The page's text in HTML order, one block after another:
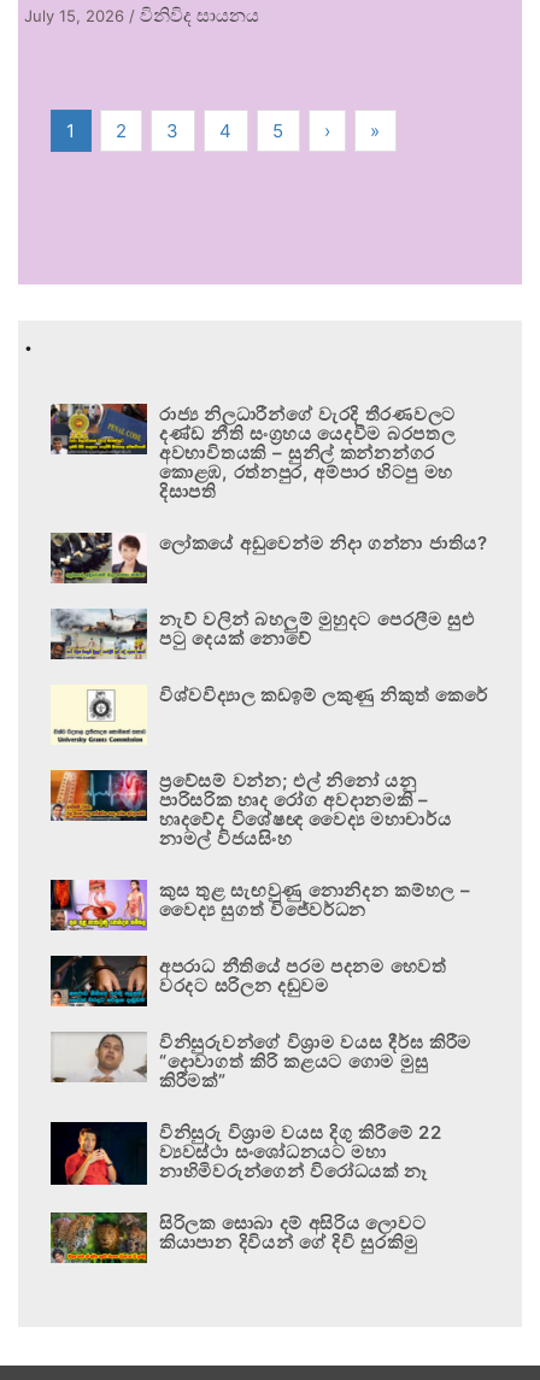
July 15, 2026 / විනිවිද සායනය
1 2 3 4 5 › »
.
රාජ්‍ය නිලධාරීන්ගේ වැරදි තීරණවලට
දණ්ඩ නීති සංග්‍රහය යෙදවීම බරපතල
අවභාවිතයකි – සුනිල් කන්නන්ගර
කොළඹ, රත්නපුර, අම්පාර හිටපු මහ
දිසාපති
ලෝකයේ අඩුවෙන්ම නිදා ගන්නා ජාතිය?
නැව් වලින් බහලුම් මුහුදට පෙරලීම සුළු
පටු දෙයක් නොවේ
විශ්වවිද්‍යාල කඩඉම් ලකුණු නිකුත් කෙරේ
ප්‍රවේසම් වන්න; එල් නිනෝ යනු
පාරිසරික හෘද රෝග අවදානමකි –
හෘදවේද විශේෂඥ වෛද්‍ය මහාචාර්ය
නාමල් විජයසිංහ
කුස තුළ සැඟවුණු නොනිදන කම්හල –
වෛද්‍ය සුගත් විජේවර්ධන
අපරාධ නීතියේ පරම පදනම හෙවත්
වරදට සරිලන දඬුවම
විනිසුරුවන්ගේ විශ්‍රාම වයස දීර්ඝ කිරීම
“දොවාගත් කිරි කළයට ගොම මුසු
කිරීමක්”
විනිසුරු විශ්‍රාම වයස දිගු කිරීමේ 22
ව්‍යවස්ථා සංශෝධනයට මහා
නාහිමිවරුන්ගෙන් විරෝධයක් නෑ
සිරිලක සොබා දම් අසිරිය ලොවට
කියාපාන දිවියන් ගේ දිවි සුරකිමු